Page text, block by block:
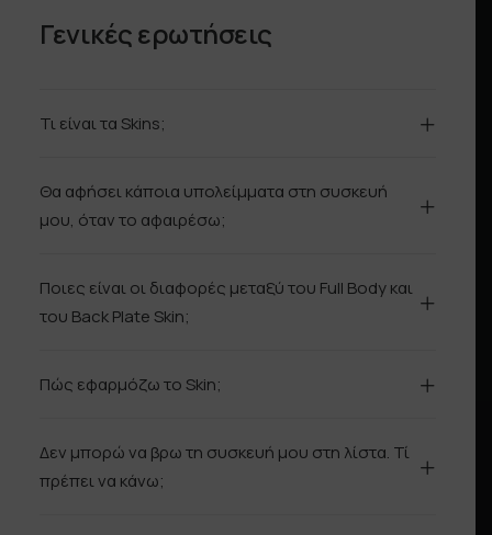
Γενικές ερωτήσεις
Τι είναι τα Skins;
Θα αφήσει κάποια υπολείμματα στη συσκευή
μου, όταν το αφαιρέσω;
Ποιες είναι οι διαφορές μεταξύ του Full Body και
του Back Plate Skin;
Πώς εφαρμόζω το Skin;
Δεν μπορώ να βρω τη συσκευή μου στη λίστα. Τί
πρέπει να κάνω;